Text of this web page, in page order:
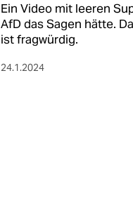
Ein Video mit leeren
AfD das Sagen hätte.
ist fragwürdig.
24.1.2024